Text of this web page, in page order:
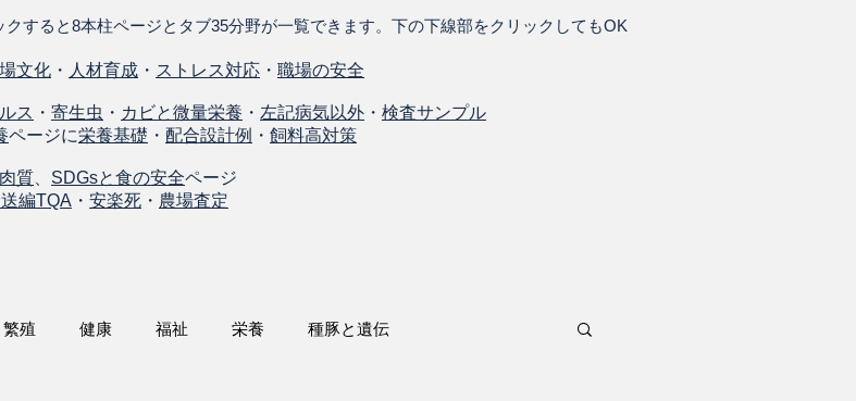
すると8本柱ページとタブ35分野が一覧できます。下の下線部をクリックしてもOK
文化 ・ 人材育成 ・ ストレス対応 ・ 職場の安全
ス ・ 寄生虫 ・ カビと微量栄養 ・ 左記病気以外 ・ 検査サンプル
ページに栄養基礎 ・ 配合設計例 ・ 飼料高対策
肉質 SDGsと食の安全ページ
編TQA ・ 安楽死 ・ 農場査定
繁殖 健康 福祉 栄養 種豚と遺伝